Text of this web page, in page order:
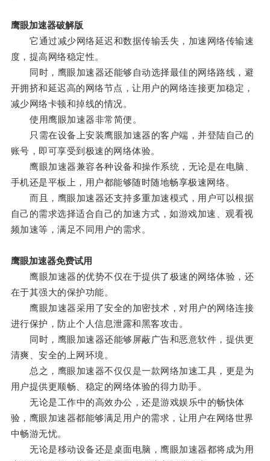
鹰眼加速器破解版
它通过减少网络延迟和数据传输丢失，加速网络传输速
度，提高网络稳定性。
同时，鹰眼加速器还能够自动选择最佳的网络路线，避
开拥挤和延迟高的网络节点，让用户的网络连接更加稳定，
减少网络卡顿和掉线的情况。
使用鹰眼加速器非常简便。
只需在设备上安装鹰眼加速器的客户端，并登陆自己的
账号，即可享受到极速的网络体验。
鹰眼加速器兼容各种设备和操作系统，无论是在电脑、
手机还是平板上，用户都能够随时随地畅享极速网络。
而且，鹰眼加速器还支持多重加速模式，用户可以根据
自己的需求选择适合自己的加速方式，如游戏加速、观看视
频加速等，满足不同用户的需求。
鹰眼加速器免费试用
鹰眼加速器的优势不仅在于提供了极速的网络体验，还
在于其强大的保护功能。
鹰眼加速器采用了安全的加密技术，对用户的网络连接
进行保护，防止个人信息泄露和黑客攻击。
同时，鹰眼加速器还能够屏蔽广告和恶意软件，提供更
清爽、安全的上网环境。
总之，鹰眼加速器不仅仅是一款网络加速工具，更是为
用户提供更顺畅、稳定的网络体验的得力助手。
无论是工作中的高效办公，还是游戏娱乐中的畅快体
验，鹰眼加速器都能够满足用户的需求，让用户在网络世界
中畅游无忧。
无论是移动设备还是桌面电脑，鹰眼加速器都将成为用